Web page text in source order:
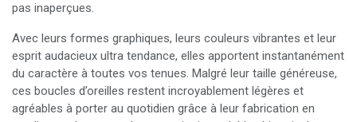
pas inaperçues.
Avec leurs formes graphiques, leurs couleurs vibrantes et leur
esprit audacieux ultra tendance, elles apportent instantanément
du caractère à toutes vos tenues. Malgré leur taille généreuse,
ces boucles d’oreilles restent incroyablement légères et
agréables à porter au quotidien grâce à leur fabrication en